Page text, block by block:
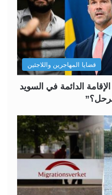
قضايا المهاجرين واللاجئين
الدائمة في السويد